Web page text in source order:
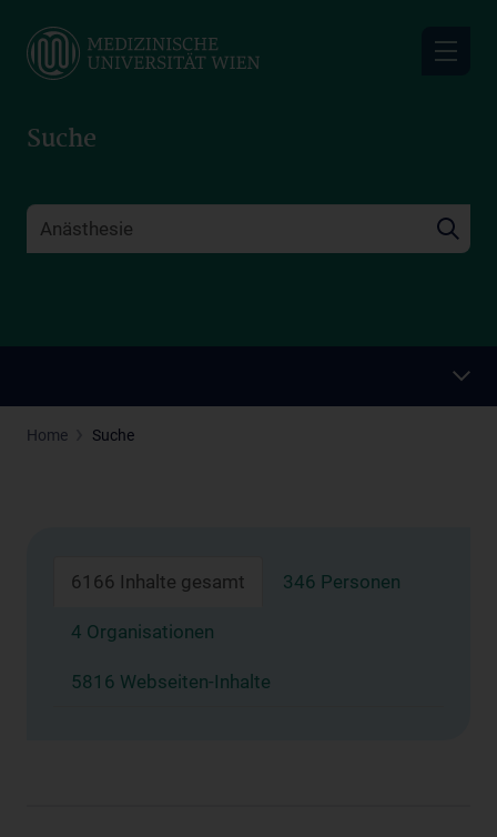
main
Suche
Home Suche
6166 Inhalte gesamt 346 Personen
4 Organisationen
5816 Webseiten-Inhalte